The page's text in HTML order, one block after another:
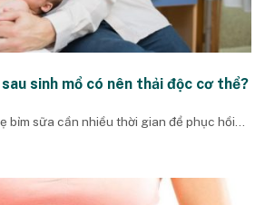
sinh mổ có nên thải độc cơ thể?
bỉm sữa cần nhiều thời gian để phục hồi...